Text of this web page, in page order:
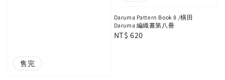
售完
Daruma Pattern Book 8 /橫田
Daruma 編織書第八冊
Regular
NT$ 620